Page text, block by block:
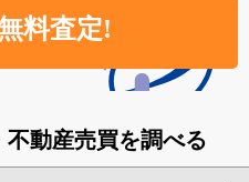
動産売買を調べる